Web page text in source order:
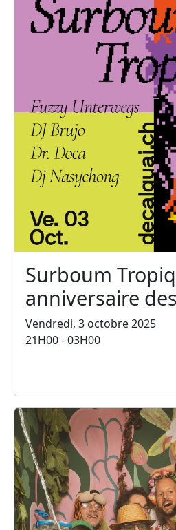
Surboum
anniversaire
Vendredi, 3 octobre 2025
21H00 - 03H00